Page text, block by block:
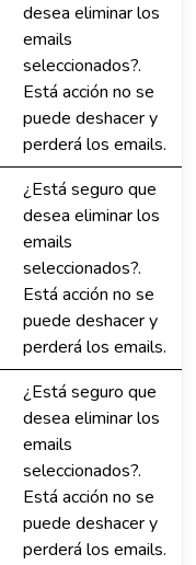
desea eliminar los
emails
seleccionados?.
Está acción no se
puede deshacer y
perderá los emails.
¿Está seguro que
desea eliminar los
emails
seleccionados?.
Está acción no se
puede deshacer y
perderá los emails.
¿Está seguro que
desea eliminar los
emails
seleccionados?.
Está acción no se
puede deshacer y
perderá los emails.